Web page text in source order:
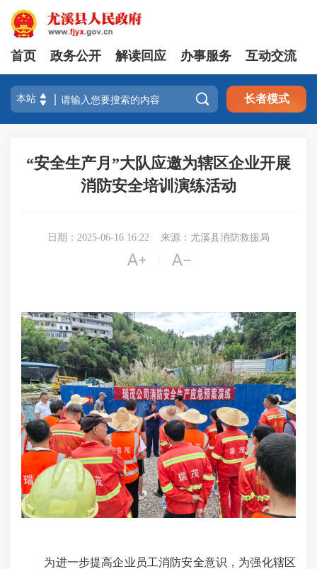
首页 政务公开 解读回应 办事服务 互动交流
 长者模式
“安全生产月”大队应邀为辖区企业开展
消防安全培训演练活动
日期：2025-06-16 16:22 来源：尤溪县消防救援局
 
为进一步提高企业员工消防安全意识，为强化辖区